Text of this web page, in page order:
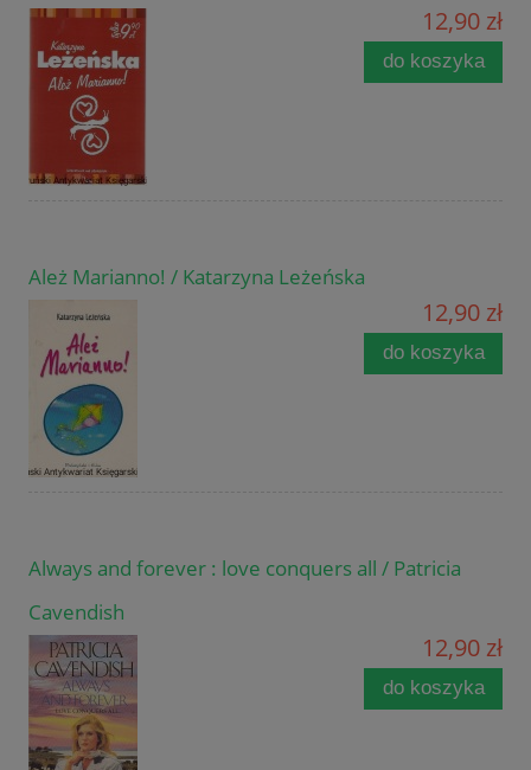
12,90 zł
do koszyka
Ależ Marianno! / Katarzyna Leżeńska
12,90 zł
do koszyka
Always and forever : love conquers all / Patricia
Cavendish
12,90 zł
do koszyka